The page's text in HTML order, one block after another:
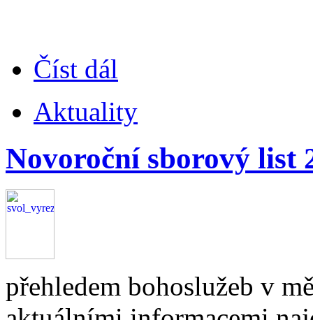
Číst dál
Aktuality
Novoroční sborový list
přehledem bohoslužeb v